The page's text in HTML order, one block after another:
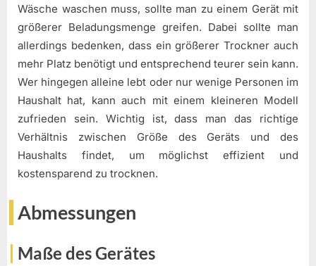
Wäsche waschen muss, sollte man zu einem Gerät mit
größerer Beladungsmenge greifen. Dabei sollte man
allerdings bedenken, dass ein größerer Trockner auch
mehr Platz benötigt und entsprechend teurer sein kann.
Wer hingegen alleine lebt oder nur wenige Personen im
Haushalt hat, kann auch mit einem kleineren Modell
zufrieden sein. Wichtig ist, dass man das richtige
Verhältnis zwischen Größe des Geräts und des
Haushalts findet, um möglichst effizient und
kostensparend zu trocknen.
Abmessungen
Maße des Gerätes